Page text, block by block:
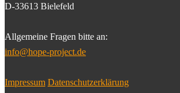
D-33613 Bielefeld
Allgemeine Fragen bitte an:
info@hope-project.de
Impressum Datenschutzerklärung